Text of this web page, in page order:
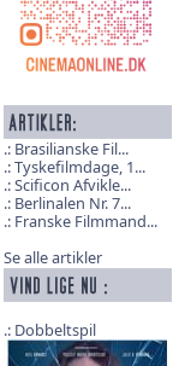
Brasilianske Fil...
Tyskefilmdage, 1...
Scificon Afvikle...
Berlinalen Nr. 7...
Franske Filmmand...
Se alle artikler
Dobbeltspil